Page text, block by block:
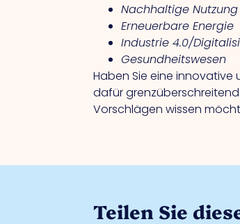
Nachhaltige
Erneuerbare Energie
Industrie 4.0/
Gesundheitswesen
Haben Sie eine
dafür
Vorschlägen wissen
Teilen Sie